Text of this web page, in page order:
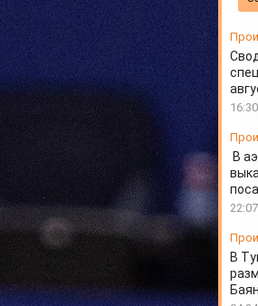
серии
произвела хорошее
В
В